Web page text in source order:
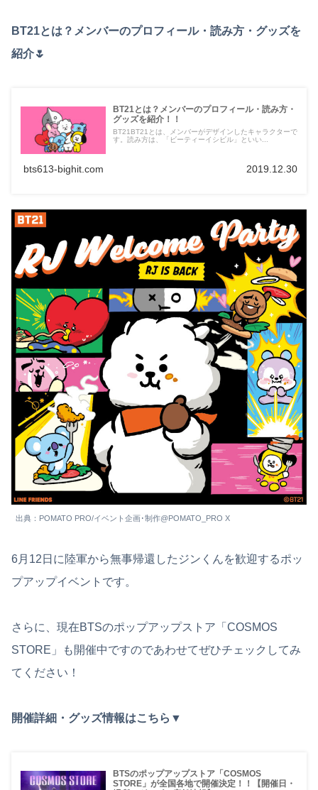
BT21とは？メンバーのプロフィール・読み方・グッズを
紹介🌷
BT21とは？メンバーのプロフィール・読み方・
グッズを紹介！！
BT21BT21とは、メンバーがデザインしたキャラクターで
す。読み方は、「ビーティーイシビル」といい...
bts613-bighit.com 2019.12.30
出典：POMATO PRO/イベント企画･制作@POMATO_PRO X
6月12日に陸軍から無事帰還したジンくんを歓迎するポッ
プアップイベントです。
さらに、現在BTSのポップアップストア「COSMOS
STORE」も開催中ですのであわせてぜひチェックしてみ
てください！
開催詳細・グッズ情報はこちら▼
BTSのポップアップストア「COSMOS
STORE」が全国各地で開催決定！！【開催日・